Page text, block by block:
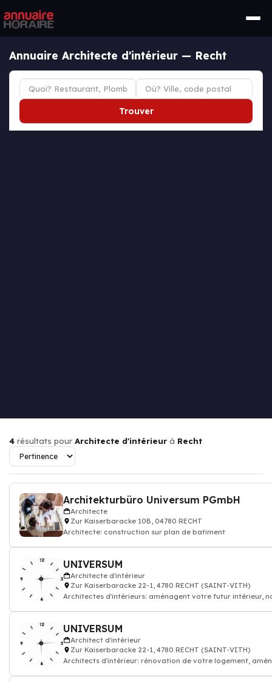
Annuaire Architecte d'intérieur — Recht
Trouver
4 résultats pour Architecte d'intérieur à Recht
Architekturbüro Universum PGmbH
Architecte
Zur Kaiserbaracke 10B, 04780 RECHT
Architecte: construction sur plan de batiment
UNIVERSUM
Architecte d'intérieur
Zur Kaiserbaracke 22-1, 4780 RECHT (SAINT-VITH)
Architectes d'intérieurs: aménagent votre futur intérieur,
UNIVERSUM
Architect d'intérieur
Zur Kaiserbaracke 22-1, 4780 RECHT (SAINT-VITH)
Architects d'intérieur: rénovation de votre logement,